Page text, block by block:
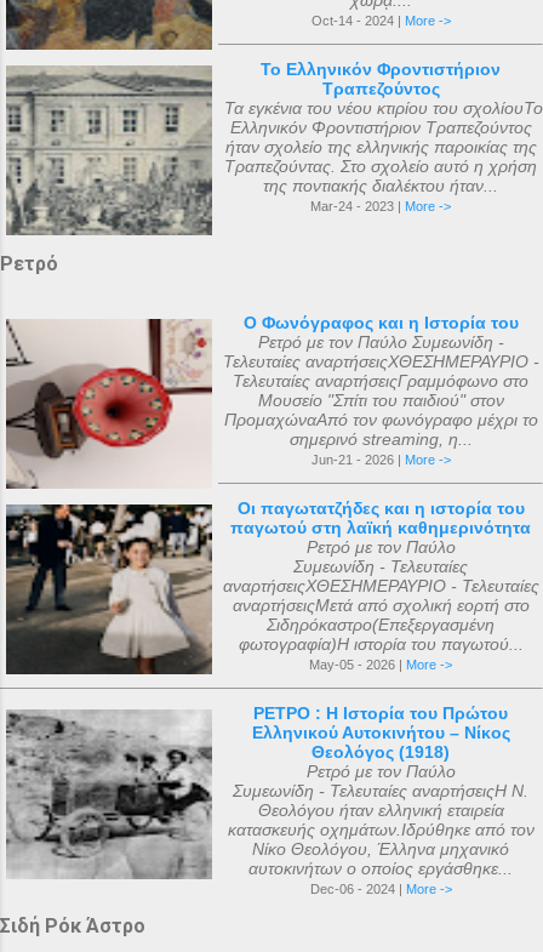
Oct-14 - 2024 | More ->
Το Ελληνικόν Φροντιστήριον
Τραπεζούντος
Τα εγκένια του νέου κτιρίου του σχολίουΤο
Ελληνικόν Φροντιστήριον Τραπεζούντος
ήταν σχολείο της ελληνικής παροικίας της
Τραπεζούντας. Στο σχολείο αυτό η χρήση
της ποντιακής διαλέκτου ήταν...
Mar-24 - 2023 | More ->
Ρετρό
Ο Φωνόγραφος και η Ιστορία του
Ρετρό με τον Παύλο Συμεωνίδη -
Τελευταίες αναρτήσειςΧΘΕΣΗΜΕΡΑΥΡΙΟ -
Τελευταίες αναρτήσειςΓραμμόφωνο στο
Μουσείο "Σπίτι του παιδιού" στον
ΠρομαχώναΑπό τον φωνόγραφο μέχρι το
σημερινό streaming, η...
Jun-21 - 2026 | More ->
Οι παγωτατζήδες και η ιστορία του
παγωτού στη λαϊκή καθημερινότητα
Ρετρό με τον Παύλο
Συμεωνίδη - Τελευταίες
αναρτήσειςΧΘΕΣΗΜΕΡΑΥΡΙΟ - Τελευταίες
αναρτήσειςΜετά από σχολική εορτή στο
Σιδηρόκαστρο(Επεξεργασμένη
φωτογραφία)Η ιστορία του παγωτού...
May-05 - 2026 | More ->
ΡΕΤΡΟ : Η Ιστορία του Πρώτου
Ελληνικού Αυτοκινήτου – Νίκος
Θεολόγος (1918)
Ρετρό με τον Παύλο
Συμεωνίδη - Τελευταίες αναρτήσειςΗ Ν.
Θεολόγου ήταν ελληνική εταιρεία
κατασκευής οχημάτων.Ιδρύθηκε από τον
Νίκο Θεολόγου, Έλληνα μηχανικό
αυτοκινήτων ο οποίος εργάσθηκε...
Dec-06 - 2024 | More ->
Σιδή Ρόκ Άστρο